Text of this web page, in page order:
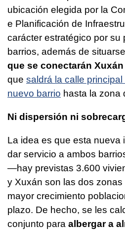
ubicación elegida por la
e Planificación de
carácter estratégico por su
barrios, además de
que se conectarán
que saldrá la calle principal
nuevo barrio hasta la zona
Ni dispersión ni
La idea es que esta nueva
dar servicio a ambos
—hay previstas 3.600
y Xuxán son las dos
mayor crecimiento
plazo. De hecho, se les
conjunto para albergar a